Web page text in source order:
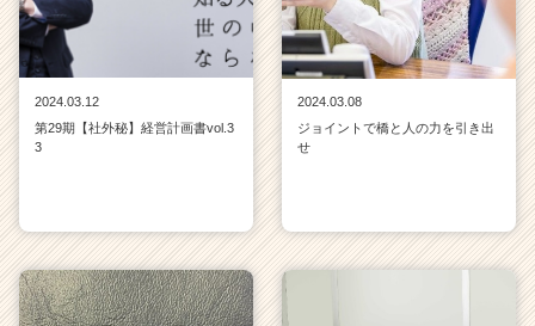
チ
ア
キ
ア
e
r
C
a
2024.03.12
第29期【社外秘】経営計画書vol.3
3
2024.03.08
ジョイントで橋と人の力を引き出
せ